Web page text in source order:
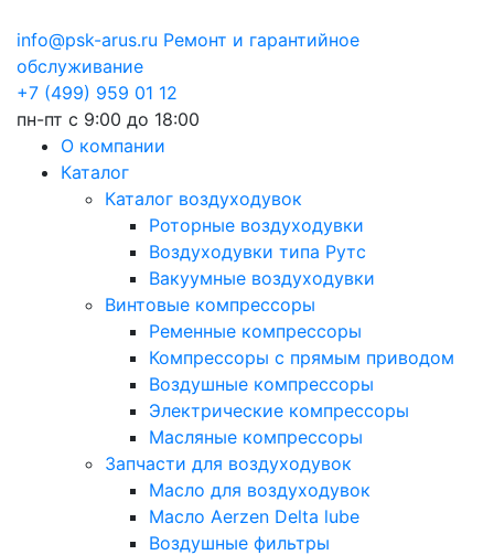
info@psk-arus.ru Ремонт и гарантийное
обслуживание
+7 (499) 959 01 12
пн-пт с 9:00 до 18:00
О компании
Каталог
Каталог воздуходувок
Роторные воздуходувки
Воздуходувки типа Рутс
Вакуумные воздуходувки
Винтовые компрессоры
Ременные компрессоры
Компрессоры с прямым приводом
Воздушные компрессоры
Электрические компрессоры
Масляные компрессоры
Запчасти для воздуходувок
Масло для воздуходувок
Масло Aerzen Delta lube
Воздушные фильтры